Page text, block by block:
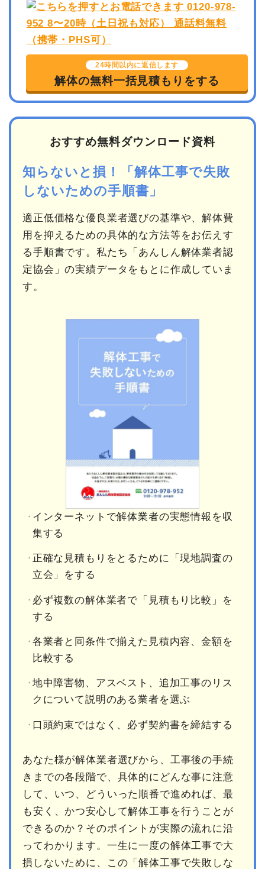
24時間以内に返信します
解体の無料一括見積もりをする
おすすめ無料ダウンロード資料
知らないと損！「解体工事で失敗
しないための手順書」
適正低価格な優良業者選びの基準や、解体費
用を抑えるための具体的な方法等をお伝えす
る手順書です。私たち「あんしん解体業者認
定協会」の実績データをもとに作成していま
す。
インターネットで解体業者の実態情報を収
集する
正確な見積もりをとるために「現地調査の
立会」をする
必ず複数の解体業者で「見積もり比較」を
する
各業者と同条件で揃えた見積内容、金額を
比較する
地中障害物、アスベスト、追加工事のリス
クについて説明のある業者を選ぶ
口頭約束ではなく、必ず契約書を締結する
あなた様が解体業者選びから、工事後の手続
きまでの各段階で、具体的にどんな事に注意
して、いつ、どういった順番で進めれば、最
も安く、かつ安心して解体工事を行うことが
できるのか？そのポイントが実際の流れに沿
ってわかります。一生に一度の解体工事で大
損しないために、この「解体工事で失敗しな